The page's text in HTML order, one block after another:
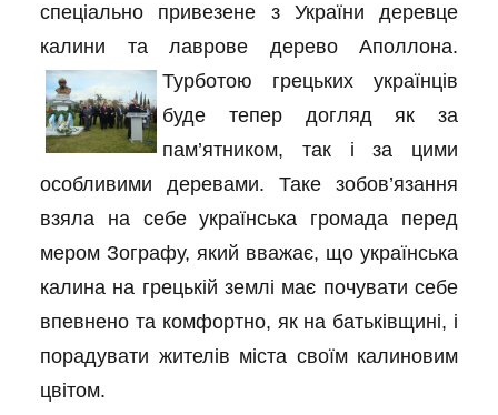
спеціально привезене з України деревце
калини та лаврове дерево Аполлона.
Турботою грецьких українців
буде тепер догляд як за
пам’ятником, так і за цими
особливими деревами. Таке зобов’язання
взяла на себе українська громада перед
мером Зографу, який вважає, що українська
калина на грецькій землі має почувати себе
впевнено та комфортно, як на батьківщині, і
порадувати жителів міста своїм калиновим
цвітом.